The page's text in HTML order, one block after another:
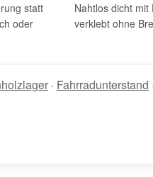
statt
oder
Nahtlos dicht mit
verklebt ohne
· Fahrradunterstand ·